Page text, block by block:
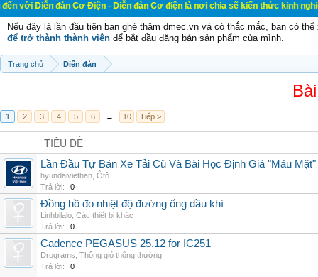
đàn Cơ Điện - Diễn đàn Cơ điện là nơi chia sẽ kiến thức kinh nghiệm
Nếu đây là lần đầu tiên bạn ghé thăm dmec.vn và có thắc mắc, bạn có
để trở thành thành viên để bắt đầu đăng bán sản phẩm của mình.
Trang chủ Diễn đàn
1 2 3 4 5 6 → 10 Tiếp >
TIÊU ĐỀ
Lần Đầu Tự Bán Xe Tải Cũ Và Bài Học Định Giá "Máu
hyundaiviethan Ôtô
Trả lời:
0
Đồng hồ đo nhiệt độ đường ống dầu khí
Linhbilalo Các thiết bị khác
Trả lời:
0
Cadence PEGASUS 25.12 for IC251
Drograms Thông gió thông thường
Trả lời:
0